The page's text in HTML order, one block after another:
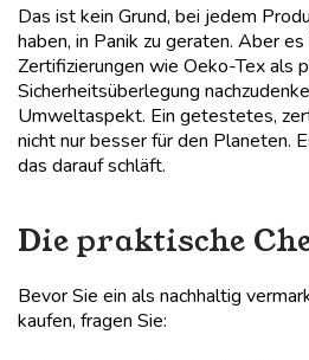
Das ist kein Grund, bei jedem
haben, in Panik zu geraten. Aber
Zertifizierungen wie Oeko-Tex als
Sicherheitsüberlegung
Umweltaspekt. Ein getestetes,
nicht nur besser für den Planeten.
das darauf schläft.
Die praktische
Bevor Sie ein als nachhaltig
kaufen, fragen Sie: